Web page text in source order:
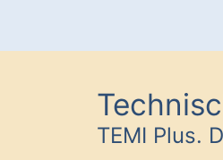
TEMI Plus.